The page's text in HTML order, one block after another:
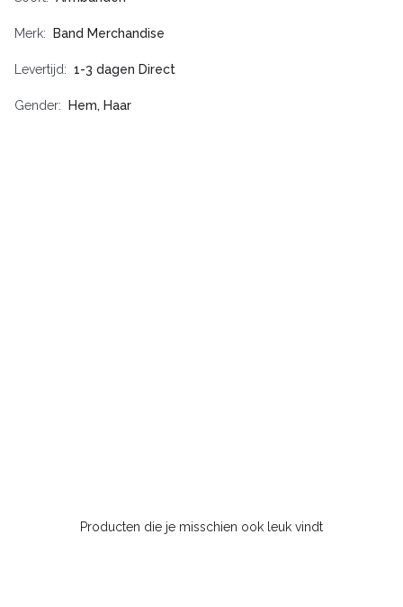
Merk Band Merchandise
Levertijd 1-3 dagen Direct
Gender Hem, Haar
Producten die je misschien ook leuk vindt